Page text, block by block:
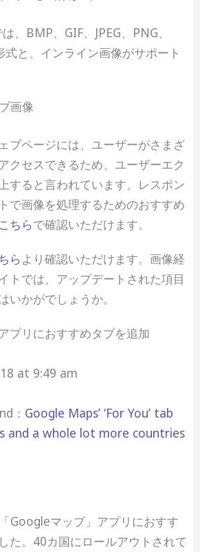
、BMP、GIF、JPEG、PNG、
式と、インライン画像がサポート
画像
ブページには、ユーザーがさまざ
クセスできるため、ユーザーエク
すると言われています。レスポン
で画像を処理するためのおすすめ
こちらで確認いただけます。
らより確認いただけます。画像経
トでは、アップデートされた項目
いかがでしょうか。
プリにおすすめタブを追加
at 9:49 am
： Google Maps’ ‘For You’ tab
and a whole lot more countries
Googleマップ」アプリにおすす
た。40カ国にロールアウトされて